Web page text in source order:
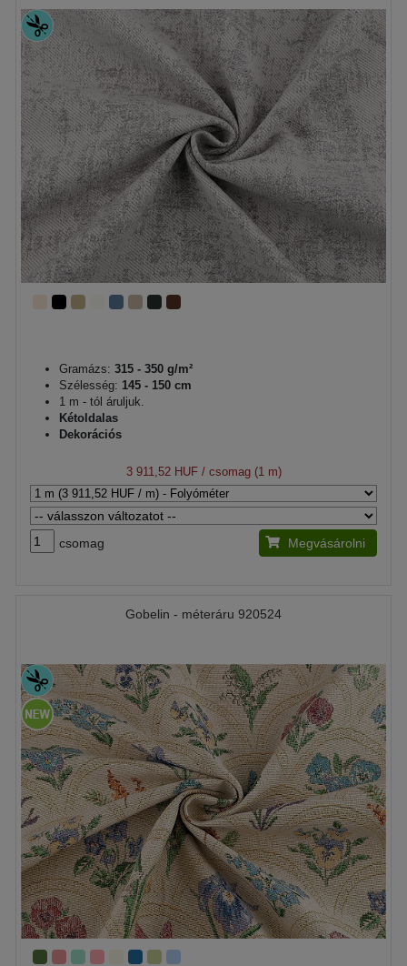
Gramázs: 315 - 350 g/m²
Szélesség: 145 - 150 cm
1 m - tól áruljuk.
Kétoldalas
Dekorációs
3 911,52 HUF/ csomag (1 m)
csomag Megvásárolni
Gobelin - méteráru 920524